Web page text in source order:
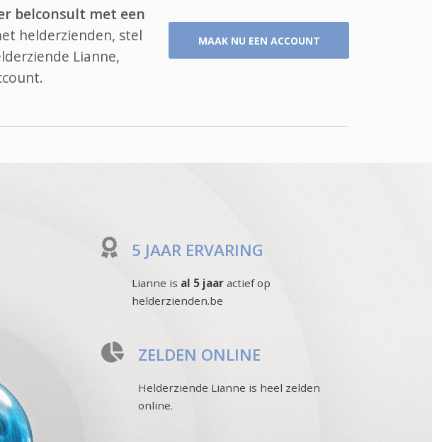
belconsult met een
helderzienden, stel
Lianne,
MAAK NU EEN ACCOUNT
5 JAAR ERVARING
Lianne is al 5 jaar actief op
helderzienden.be
ZELDEN ONLINE
Helderziende Lianne is heel zelden
online.